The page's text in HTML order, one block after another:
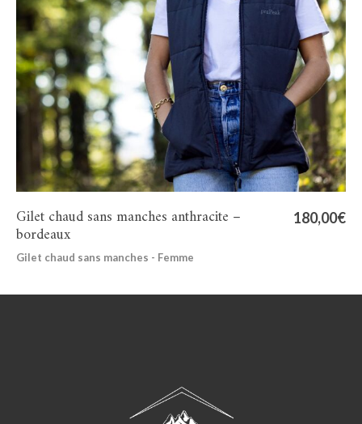
Gilet chaud sans manches anthracite –
bordeaux
180,00€
Gilet chaud sans manches - Femme